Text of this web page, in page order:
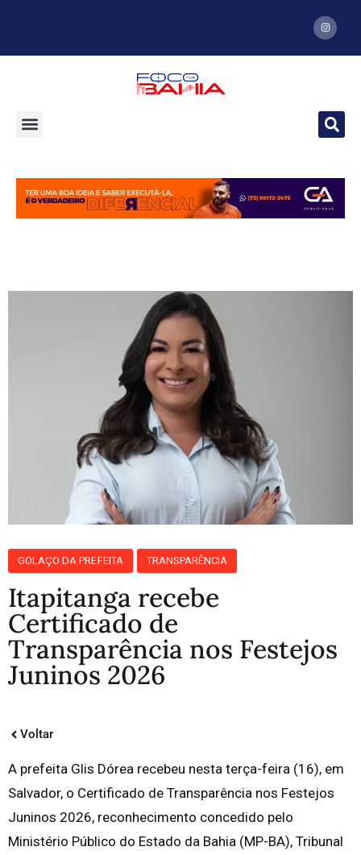
GOLAÇO DA PREFEITA TRANSPARÊNCIA
Itapitanga recebe
Certificado de
Transparência nos Festejos
Juninos 2026
Voltar
A prefeita Glis Dórea recebeu nesta terça-feira (16), em
Salvador, o Certificado de Transparência nos Festejos
Juninos 2026, reconhecimento concedido pelo
Ministério Público do Estado da Bahia (MP-BA), Tribunal